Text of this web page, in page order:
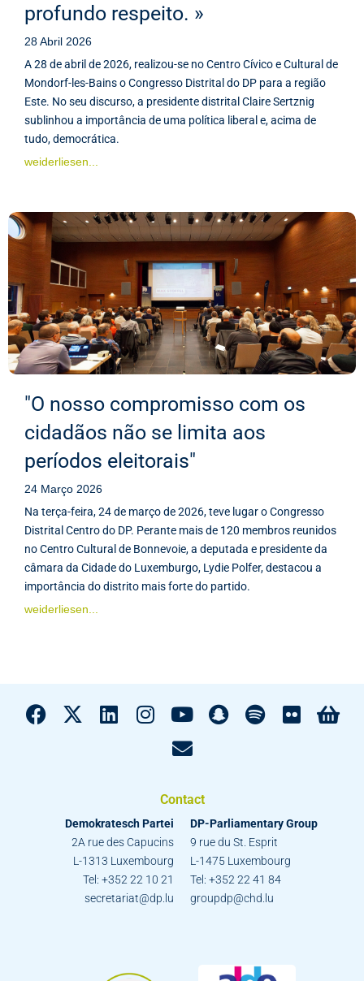
profundo respeito. »
28 Abril 2026
A 28 de abril de 2026, realizou-se no Centro Cívico e Cultural de
Mondorf-les-Bains o Congresso Distrital do DP para a região
Este. No seu discurso, a presidente distrital Claire Sertznig
sublinhou a importância de uma política liberal e, acima de
tudo, democrática.
weiderliesen...
"O nosso compromisso com os
cidadãos não se limita aos
períodos eleitorais"
24 Março 2026
Na terça-feira, 24 de março de 2026, teve lugar o Congresso
Distrital Centro do DP. Perante mais de 120 membros reunidos
no Centro Cultural de Bonnevoie, a deputada e presidente da
câmara da Cidade do Luxemburgo, Lydie Polfer, destacou a
importância do distrito mais forte do partido.
weiderliesen...
Contact
Demokratesch Partei
2A rue des Capucins
L-1313 Luxembourg
Tel: +352 22 10 21
secretariat@dp.lu
DP-Parliamentary Group
9 rue du St. Esprit
L-1475 Luxembourg
Tel: +352 22 41 84
groupdp@chd.lu